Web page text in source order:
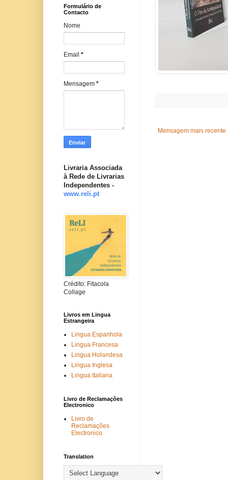
Mensagem mais recente
Formulário de
Contacto
Nome
Email *
Mensagem *
Livraria Associada
à Rede de Livrarias
Independentes -
www.reli.pt
Crédito: Fitacola
Collage
Livros em Lingua
Estrangeira
Lingua Espanhola
Lingua Francesa
Lingua Holandesa
Lingua Inglesa
Lingua Italiana
Livro de Reclamações
Electronico
Livro de
Reclamações
Electronico
Translation